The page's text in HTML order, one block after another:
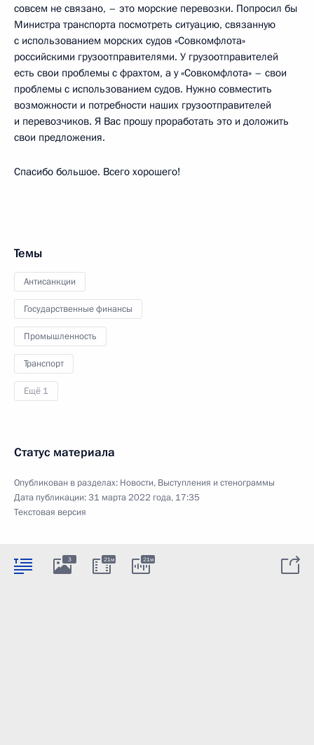
совсем не связано, – это морские перевозки. Попросил бы
Министра транспорта посмотреть ситуацию, связанную
с использованием морских судов «Совкомфлота»
российскими грузоотправителями. У грузоотправителей
есть свои проблемы с фрахтом, а у «Совкомфлота» – свои
проблемы с использованием судов. Нужно совместить
возможности и потребности наших грузоотправителей
и перевозчиков. Я Вас прошу проработать это и доложить
свои предложения.
Спасибо большое. Всего хорошего!
Темы
Антисанкции
Государственные финансы
Промышленность
Транспорт
Ещё 1
Статус материала
Опубликован в разделах: Новости, Выступления и стенограммы
Дата публикации:31 марта 2022 года, 17:35
Текстовая версия
3 21м 21м